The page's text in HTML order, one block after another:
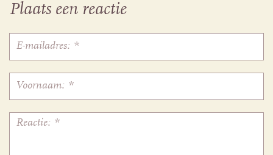
Plaats een reactie